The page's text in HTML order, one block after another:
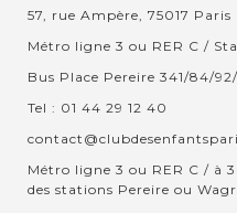
57, rue Ampère, 75017 Paris
Métro ligne 3 ou RER C /
Bus Place Pereire 341/84/
Tel : 01 44 29 12 40
Métro ligne 3 ou RER C / à
des stations Pereire ou